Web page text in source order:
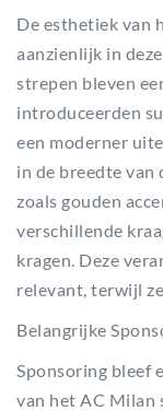
De esthetiek van
aanzienlijk in
strepen bleven
introduceerden
een moderner
in de breedte van
zoals gouden
verschillende
kragen. Deze
relevant, terwijl
Belangrijke
Sponsoring bleef
van het AC Milan